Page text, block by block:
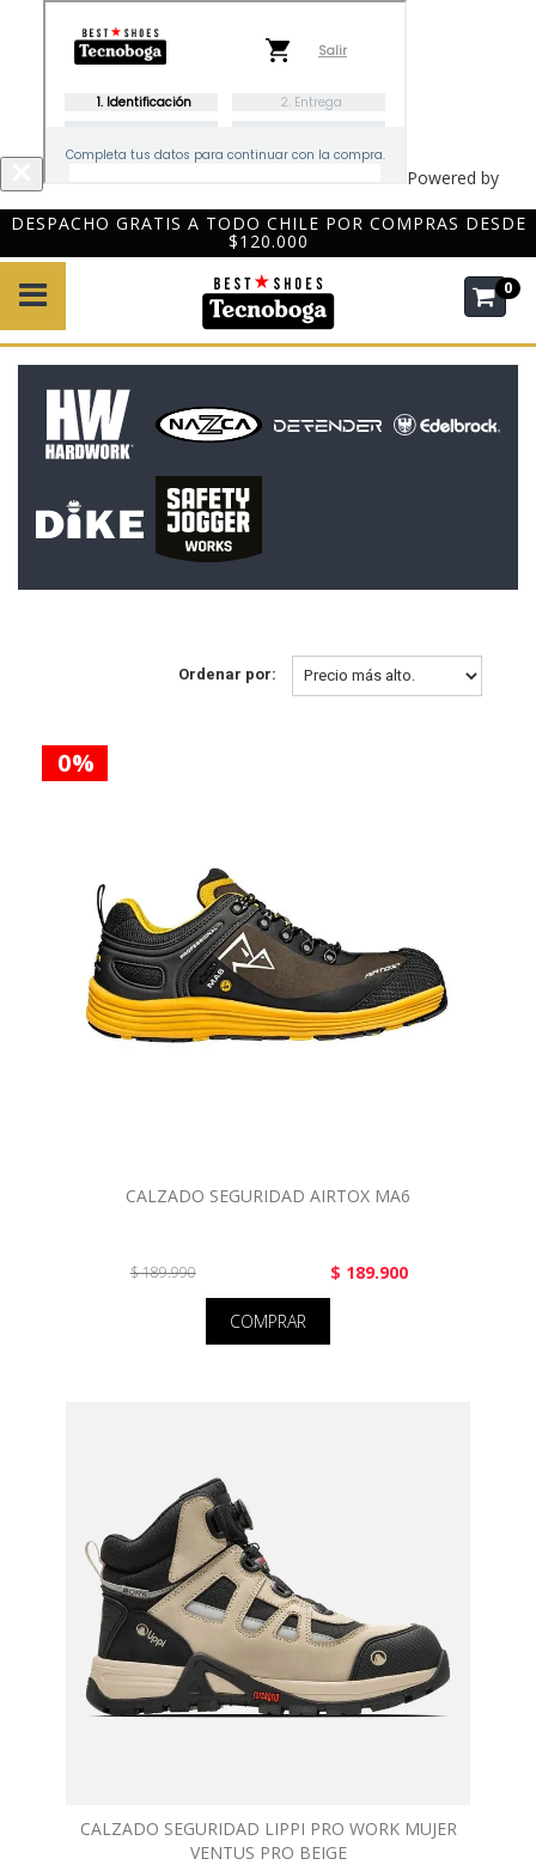
Powered by
Pinflag
DESPACHO GRATIS A TODO CHILE POR COMPRAS DESDE
$120.000
0
Ordenar por:
0 %
CALZADO SEGURIDAD AIRTOX MA6
$ 189.990 $ 189.900
COMPRAR
CALZADO SEGURIDAD LIPPI PRO WORK MUJER
VENTUS PRO BEIGE